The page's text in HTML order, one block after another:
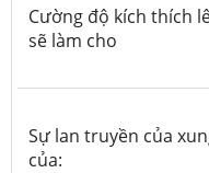
Cường độ kích thích
sẽ làm cho
Sự lan truyền của
của: